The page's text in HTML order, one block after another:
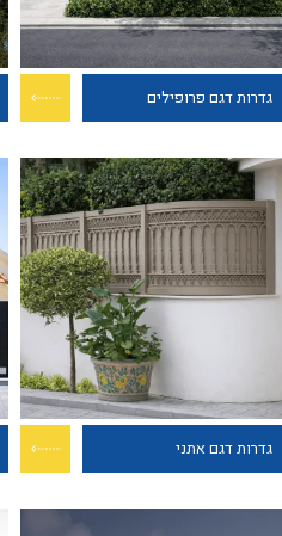
גדרות דגם פרופילים
גדרות דגם אתני